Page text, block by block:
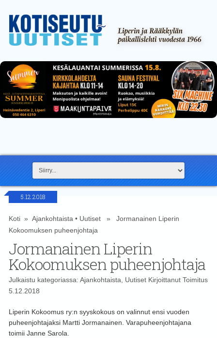
5.12.2018
Koti» Ajankohtaista• Uutiset» Jormanainen Liperin
Kokoomuksen puheenjohtaja
Jormanainen Liperin
Kokoomuksen puheenjohtaja
Julkaistu kategoriassa: Ajankohtaista, UutisetKirjoittanut Toimitus
5.12.2018
Liperin Kokoomus ry:n syyskokous on valinnut ensi vuoden
puheenjohtajaksi Martti Jormanainen. Varapuheenjohtajana
toimii Janne Sarola.